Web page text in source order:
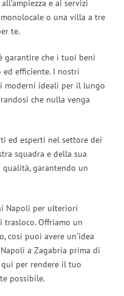
e ai servizi
o una villa a tre
te.
garantire che i tuoi beni
efficiente. I nostri
moderni ideali per il lungo
che nulla venga
ed esperti nel settore dei
squadra e della sua
garantendo un
Napoli per ulteriori
Offriamo un
così puoi avere un’idea
a Zagabria prima di
qui per rendere il tuo
possibile.